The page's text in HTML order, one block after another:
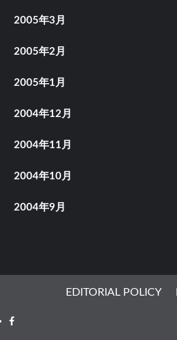
2005年3月
2005年2月
2005年1月
2004年12月
2004年11月
2004年10月
2004年9月
EDITORIAL POLICY
Facebook